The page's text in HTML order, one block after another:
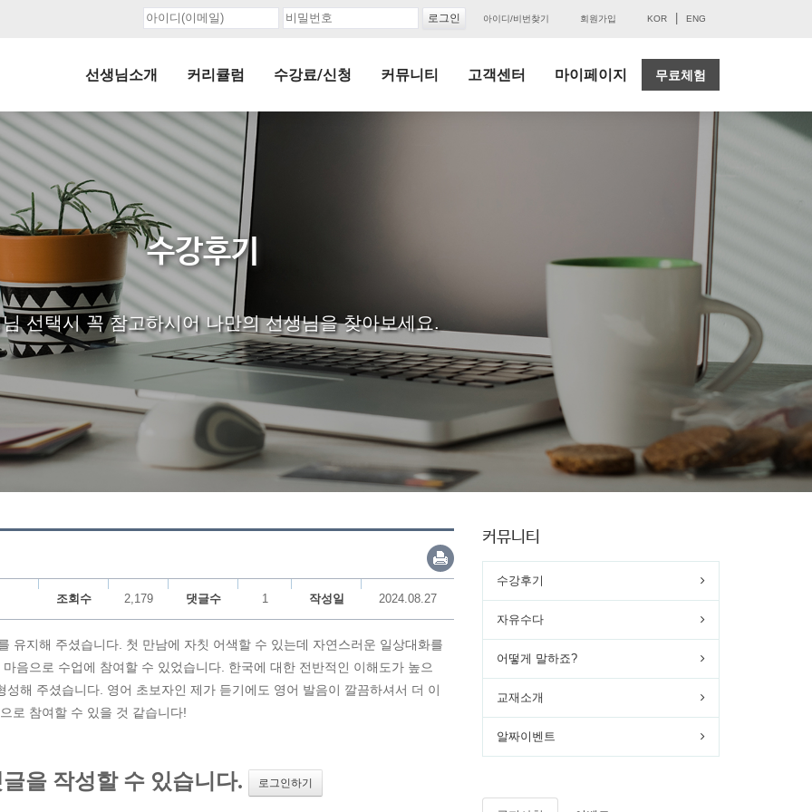
아이디/비번찾기 회원가입 KOR ENG
선생님소개 커리큘럼 수강료/신청 커뮤니티 고객센터 마이페이지 무료체험
수강후기
선택시 꼭 참고하시어 나만의 선생님을 찾아보세요.
조회수 2,179 댓글수 1 작성일 2024.08.27
유지해 주셨습니다. 첫 만남에 자칫 어색할 수 있는데 자연스러운 일상대화를
음으로 수업에 참여할 수 있었습니다. 한국에 대한 전반적인 이해도가 높으
해 주셨습니다. 영어 초보자인 제가 듣기에도 영어 발음이 깔끔하셔서 더 이
로 참여할 수 있을 것 같습니다!
커뮤니티
수강후기
자유수다
어떻게 말하죠?
교재소개
알짜이벤트